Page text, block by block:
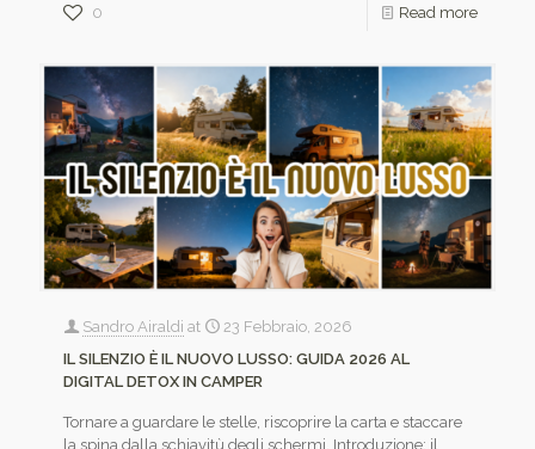
0 Read more
Sandro Airaldi at
23 Febbraio, 2026
IL SILENZIO È IL NUOVO LUSSO: GUIDA 2026 AL
DIGITAL DETOX IN CAMPER
Tornare a guardare le stelle, riscoprire la carta e staccare
la spina dalla schiavitù degli schermi. Introduzione: il